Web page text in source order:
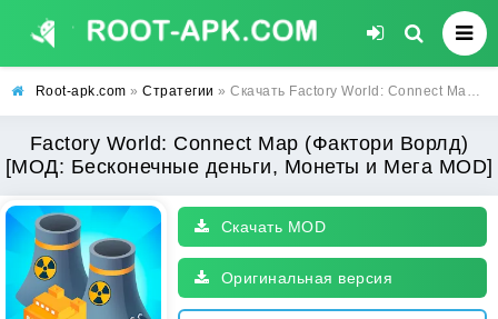
Root-apk.com » Стратегии » Скачать Factory World: Connect Map (Фактори Ворлд) [МОД: Бесконечные деньги, Монеты и Мега MOD] | Взлом Factory World: Connect Map на Андроид
Factory World: Connect Map (Фактори Ворлд)
[МОД: Бесконечные деньги, Монеты и Мега MOD]
Скачать MOD
Оригинальная версия